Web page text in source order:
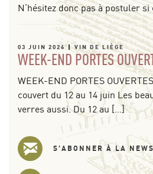
N’hésitez donc pas à postuler
03 JUIN 2026 VIN DE LIÈGE
WEEK-END PORTES
WEEK-END PORTES
couvert du 12 au 14 juin Les
verres aussi. Du 12 au […]
S'ABONNER À LA